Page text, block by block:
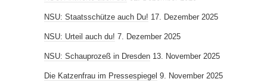
NSU: Staatsschütze auch Du! 17. Dezember 2025
NSU: Urteil auch du! 7. Dezember 2025
NSU: Schauprozeß in Dresden 13. November 2025
Die Katzenfrau im Pressespiegel 9. November 2025